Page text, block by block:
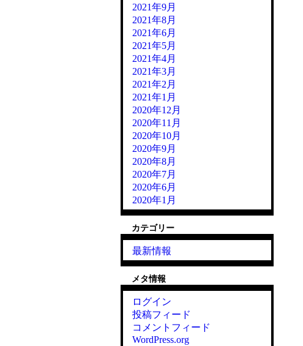
2021年9月
2021年8月
2021年6月
2021年5月
2021年4月
2021年3月
2021年2月
2021年1月
2020年12月
2020年11月
2020年10月
2020年9月
2020年8月
2020年7月
2020年6月
2020年1月
カテゴリー
最新情報
メタ情報
ログイン
投稿フィード
コメントフィード
WordPress.org